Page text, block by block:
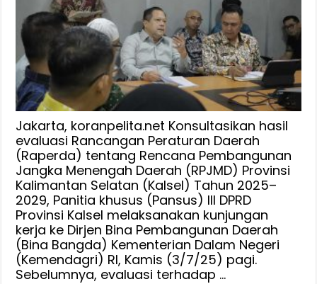
Raperd
RPJMD
2025–
2029,
Pansus
III
Kalsel
Datangi
Bina
Bangda
Kemendagri
Jakarta, koranpelita.net Konsultasikan hasil
evaluasi Rancangan Peraturan Daerah
(Raperda) tentang Rencana Pembangunan
Jangka Menengah Daerah (RPJMD) Provinsi
Kalimantan Selatan (Kalsel) Tahun 2025–
2029, Panitia khusus (Pansus) III DPRD
Provinsi Kalsel melaksanakan kunjungan
kerja ke Dirjen Bina Pembangunan Daerah
(Bina Bangda) Kementerian Dalam Negeri
(Kemendagri) RI, Kamis (3/7/25) pagi.
Sebelumnya, evaluasi terhadap …